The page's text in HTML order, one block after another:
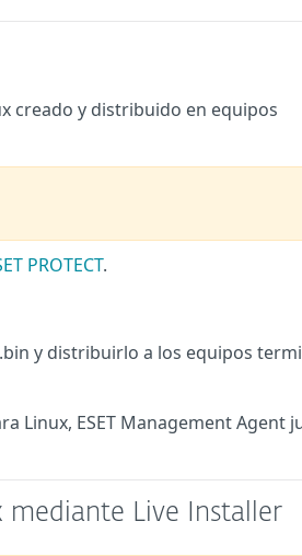
creado y distribuido en equipos
PROTECT.
y distribuirlo a los equipos
Linux, ESET Management Agent
mediante Live Installer